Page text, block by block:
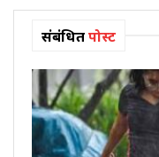
संबंधितपोस्ट